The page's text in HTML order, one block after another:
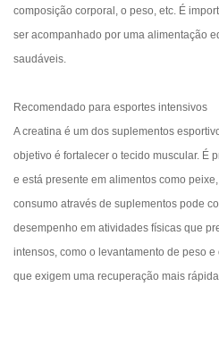
composição corporal, o peso, etc. É
ser acompanhado por uma alimentação
saudáveis.
Recomendado para esportes intensivos
A creatina é um dos suplementos
objetivo é fortalecer o tecido muscular. É
e está presente em alimentos como
consumo através de suplementos pode
desempenho em atividades físicas que
intensos, como o levantamento de peso
que exigem uma recuperação mais